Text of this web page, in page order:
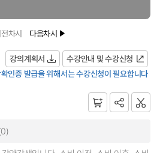
차시 다음차시
강의계획서
수강안내 및 수강신청
인증 발급을 위해서는 수강신청이 필요합니다